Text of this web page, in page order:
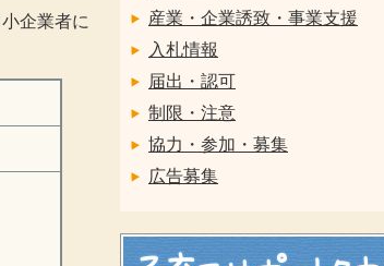
企業者に
産業・企業誘致・事業支援
入札情報
届出・認可
制限・注意
協力・参加・募集
広告募集